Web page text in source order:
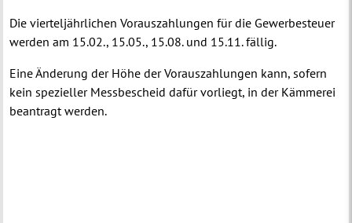
Die vierteljährlichen Vorauszahlungen für die Gewerbesteuer
werden am 15.02., 15.05., 15.08. und 15.11. fällig.
Eine Änderung der Höhe der Vorauszahlungen kann, sofern
kein spezieller Messbescheid dafür vorliegt, in der Kämmerei
beantragt werden.